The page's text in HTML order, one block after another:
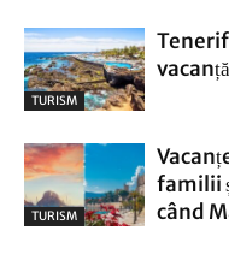
TURISM
TURISM
familii
când